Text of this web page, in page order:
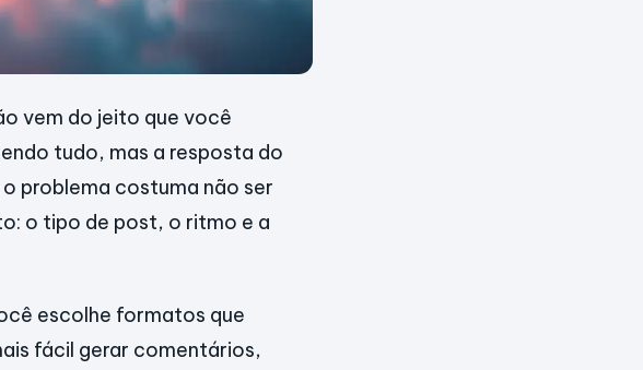
vem do jeito que você
tudo, mas a resposta do
problema costuma não ser
o tipo de post, o ritmo e a
escolhe formatos que
fácil gerar comentários,